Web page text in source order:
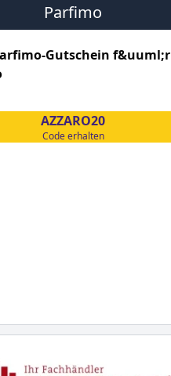
Parfimo
Gutschein f&uuml;r
AZZARO20
Code erhalten